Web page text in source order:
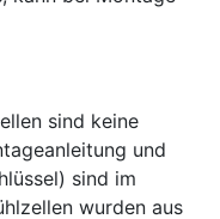
sind keine
und
sind im
wurden aus